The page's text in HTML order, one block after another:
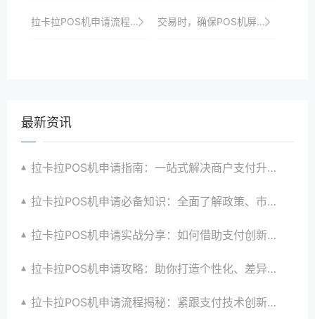
拉卡拉POS机申请流程及使用体验分享 交易时，确保POS机屏幕清晰可读，避免操作失误。
最新资讯
拉卡拉POS机申请指南：一站式解决商户支付升级、智能化与创新需求
拉卡拉POS机申请必备知识：全面了解政策、市场、技术与创新趋势
拉卡拉POS机申请实战分享：如何借助支付创新技术提升商户运营效益与效率
拉卡拉POS机申请攻略：助你打造个性化、差异化支付体验以提升竞争力
拉卡拉POS机申请流程揭秘：紧跟支付技术创新步伐，抢占市场先机